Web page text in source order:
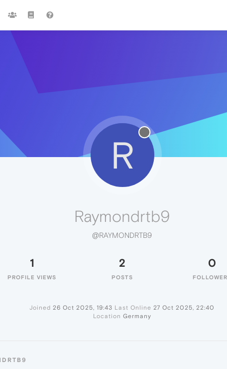
R
Raymondrtb9
@RAYMONDRTB9
1
PROFILE VIEWS
2
POSTS
0
Joined 26 Oct 2025, 19:43 Last Online 27 Oct 2025, 22:40
Location Germany